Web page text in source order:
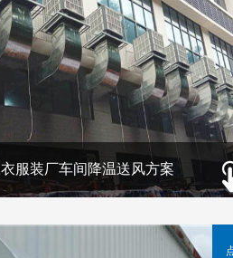
服装厂车间降温送风方案